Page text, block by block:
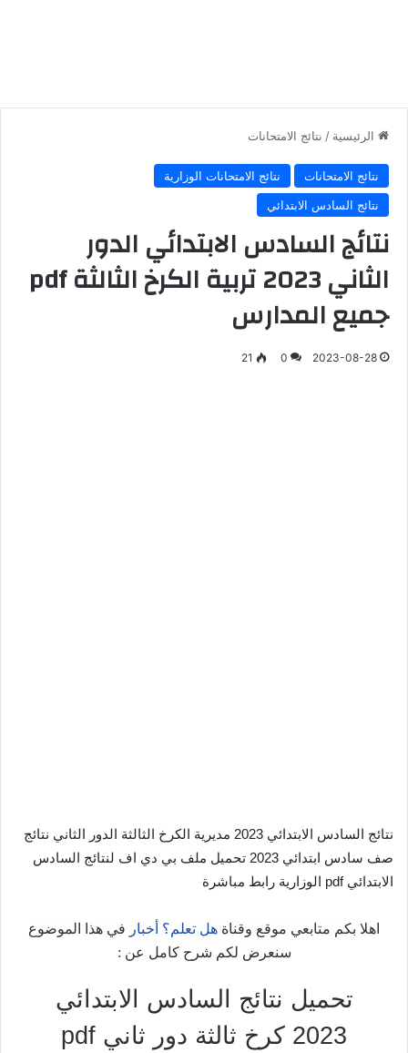
الرئيسية / نتائج الامتحانات
نتائج الامتحانات
نتائج الامتحانات الوزارية
نتائج السادس الابتدائي
نتائج السادس الابتدائي الدور
الثاني 2023 تربية الكرخ الثالثة pdf
جميع المدارس
2023-08-28
0
21
نتائج السادس الابتدائي 2023 مديرية الكرخ الثالثة الدور الثاني نتائج
صف سادس ابتدائي 2023 تحميل ملف بي دي اف لنتائج السادس
الابتدائي pdf الوزارية رابط مباشرة
اهلا بكم متابعي موقع وقناة هل تعلم؟ أخبار في هذا الموضوع
سنعرض لكم شرح كامل عن :
تحميل نتائج السادس الابتدائي
2023 كرخ ثالثة دور ثاني pdf